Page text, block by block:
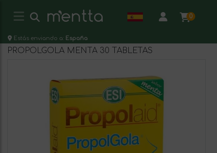
0
Estás enviando a: España
PROPOLGOLA MENTA 30 TABLETAS